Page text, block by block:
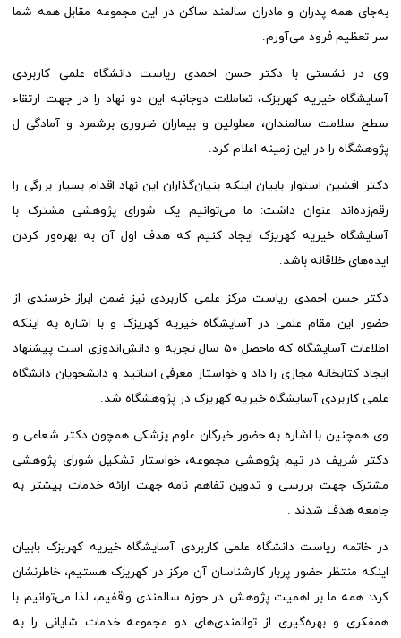
به‌جای همه پدران و مادران سالمند ساکن در این مجموعه مقابل همه شما
سر تعظیم فرود می‌آورم.
وی در نشستی با دکتر حسن احمدی ریاست دانشگاه علمی کاربردی
آسایشگاه خیریه کهریزک، تعاملات دوجانبه این دو نهاد را در جهت ارتقاء
سطح سلامت سالمندان، معلولین و بیماران ضروری برشمرد و آمادگی ل
پژوهشگاه را در این زمینه اعلام کرد.
دکتر افشین استوار بابیان اینکه بنیان‌گذاران این نهاد اقدام بسیار بزرگی را
رقم‌زده‌اند عنوان داشت: ما می‌توانیم یک شورای پژوهشی مشترک با
آسایشگاه خیریه کهریزک ایجاد کنیم که هدف اول آن به بهره‌ور کردن
ایده‌های خلاقانه باشد.
دکتر حسن احمدی ریاست مرکز علمی کاربردی نیز ضمن ابراز خرسندی از
حضور این مقام علمی در آسایشگاه خیریه کهریزک و با اشاره به اینکه
اطلاعات آسایشگاه که ماحصل 50 سال تجربه و دانش‌اندوزی است پیشنهاد
ایجاد کتابخانه مجازی را داد و خواستار معرفی اساتید و دانشجویان دانشگاه
علمی کاربردی آسایشگاه خیریه کهریزک در پژوهشگاه شد.
وی همچنین با اشاره به حضور خبرگان علوم پزشکی همچون دکتر شعاعی و
دکتر شریف در تیم پژوهشی مجموعه، خواستار تشکیل شورای پژوهشی
مشترک جهت بررسی و تدوین تفاهم نامه جهت ارائه خدمات بیشتر به
جامعه هدف شدند .
در خاتمه ریاست دانشگاه علمی کاربردی آسایشگاه خیریه کهریزک بابیان
اینکه منتظر حضور پربار کارشناسان آن مرکز در کهریزک هستیم، خاطرنشان
کرد: همه ما بر اهمیت پژوهش در حوزه سالمندی واقفیم، لذا می‌توانیم با
همفکری و بهره‌گیری از توانمندی‌های دو مجموعه خدمات شایانی را به